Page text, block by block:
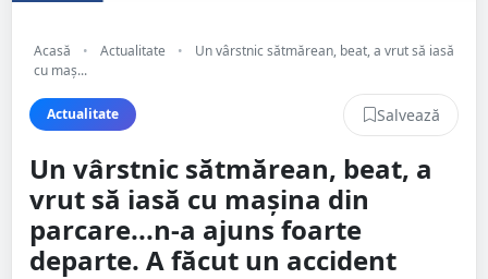
Acasă • Actualitate •
Un vârstnic sătmărean, beat, a vrut să iasă
cu maș...
Actualitate Salvează
Un vârstnic sătmărean, beat, a
vrut să iasă cu mașina din
parcare...n-a ajuns foarte
departe. A făcut un accident